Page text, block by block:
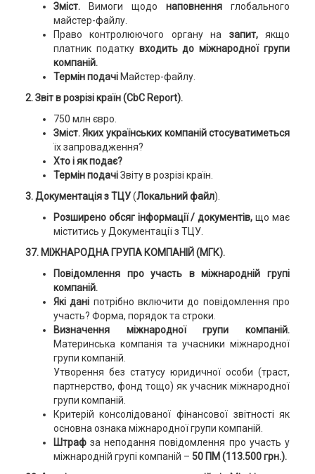
Зміст.
Вимоги щодонаповненняглобального
майстер-файлу.
Право контролюючого органу на запит,якщо
платник податкувходить до міжнародної групи
компаній.
Термін подачіМайстер-файлу.
2. Звіт в розрізі країн (CbC Report).
750 млн євро.
Зміст. Яких українських компаній стосуватиметься
їх запровадження?
Хто і як подає?
Термін подачіЗвіту в розрізі країн.
3. Документація з ТЦУ(Локальний файл).
Розширено обсяг інформації / документів,що має
міститись у Документації з ТЦУ.
37. МІЖНАРОДНА ГРУПА КОМПАНІЙ (МГК).
Повідомлення про участь в міжнародній групі
компаній.
Які дані потрібно включити до повідомлення про
участь? Форма, порядок та строки.
Визначення міжнародної групи компаній.
Материнська компанія та учасники міжнародної
групи компаній.
Утворення без статусу юридичної особи (траст,
партнерство, фонд тощо) як учасник міжнародної
групи компаній.
Критерій консолідованої фінансової звітності як
основна ознака міжнародної групи компаній.
Штрафза неподання повідомлення про участь у
міжнародній групі компаній – 50 ПМ (113.500 грн.).